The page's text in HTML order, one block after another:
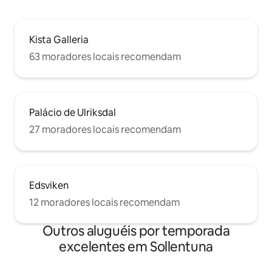
Kista Galleria
63 moradores locais recomendam
Palácio de Ulriksdal
27 moradores locais recomendam
Edsviken
12 moradores locais recomendam
Outros aluguéis por temporada
excelentes em Sollentuna